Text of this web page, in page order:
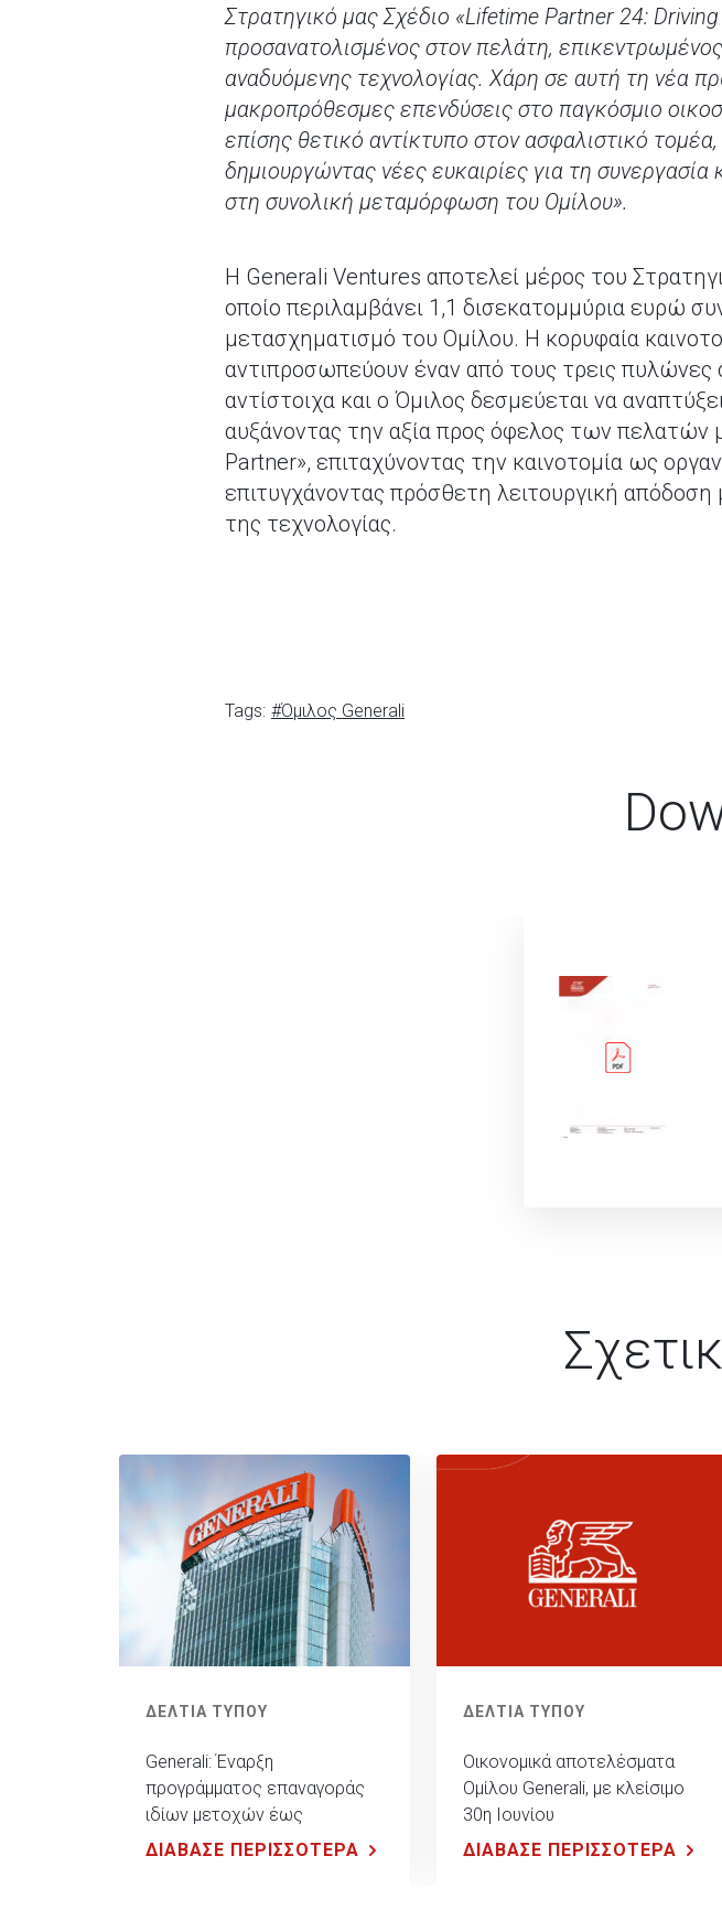
Στρατηγικό μας Σχέδιο «Lifetime Partner 24:
προσανατολισμένος στον πελάτη,
αναδυόμενης τεχνολογίας. Χάρη σε αυτή τη νέα
μακροπρόθεσμες επενδύσεις στο παγκόσμιο
επίσης θετικό αντίκτυπο στον ασφαλιστικό
δημιουργώντας νέες ευκαιρίες για τη
στη συνολική μεταμόρφωση του Ομίλου».
Η Generali Ventures αποτελεί μέρος του
οποίο περιλαμβάνει 1,1 δισεκατομμύρια ευρώ
μετασχηματισμό του Ομίλου. Η κορυφαία
αντιπροσωπεύουν έναν από τους τρεις πυλώνες
αντίστοιχα και ο Όμιλος δεσμεύεται να
αυξάνοντας την αξία προς όφελος των
Partner», επιταχύνοντας την καινοτομία ως
επιτυγχάνοντας πρόσθετη λειτουργική
της τεχνολογίας.
Tags: #Όμιλος Generali
ΔΕΛΤΙΑ ΤΥΠΟΥ
Generali: Έναρξη
προγράμματος επαναγοράς
ιδίων μετοχών έως
συνολικού ποσού 500 εκ.
ΔΙΑΒΑΣΕ ΠΕΡΙΣΣΟΤΕΡΑ
ΔΕΛΤΙΑ ΤΥΠΟΥ
Οικονομικά αποτελέσματα
Ομίλου Generali, με κλείσιμο
30η Ιουνίου
ΔΙΑΒΑΣΕ ΠΕΡΙΣΣΟΤΕΡΑ